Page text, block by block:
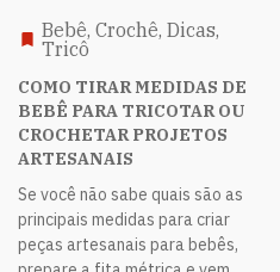
Bebê, Crochê, Dicas,
Tricô
COMO TIRAR MEDIDAS DE
BEBÊ PARA TRICOTAR OU
CROCHETAR PROJETOS
ARTESANAIS
Se você não sabe quais são as
principais medidas para criar
peças artesanais para bebês,